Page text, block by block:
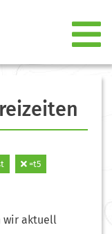
=t5
wir aktuell